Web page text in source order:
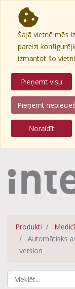
Šajā vietnē mēs
pareizi
izmantot šo
Pieņemt visu
Pieņemt
Noraidīt
Produkti
Automātisks
version